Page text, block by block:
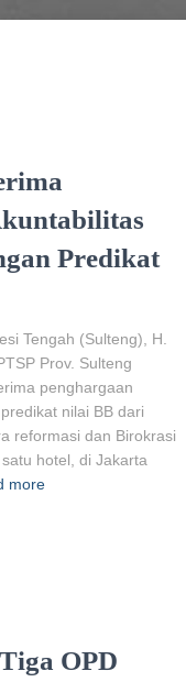
Predikat
Tengah (Sulteng), H.
Prov. Sulteng
penghargaan
nilai BB dari
reformasi dan Birokrasi
hotel, di Jakarta
more
OPD